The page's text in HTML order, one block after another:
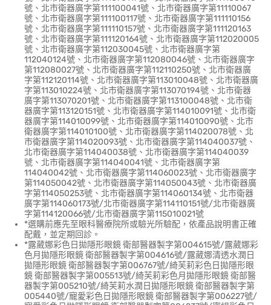
號、北市衛器廣字第111100041號、北市衛器廣字第11110067
號、北市衛器廣字第111100117號、北市衛器廣字第111110156
號、北市衛器廣字第111110157號、北市衛器廣字第111120163
號、北市衛器廣字第111120164號、北市衛器廣字第112020005
號、北市衛器廣字第112030045號、北市衛器廣字第
112040124號、北市衛器廣字第112080046號、北市衛器廣字
第112080027號、北市衛器廣字第112110250號、北市衛器廣
字第112120114號、北市衛器廣字第113010048號、北市衛器廣
字第113010224號、北市衛器廣字第113070194號、北市衛器
廣字第113070201號、北市衛器廣字第113100048號、北市衛
器廣字第113120151號、北市衛器廣字第114010091號、北市衛
器廣字第114010099號、北市衛器廣字第114010090號、北市
衛器廣字第114010100號、北市衛器廣字第114020078號、北
市衛器廣字第114020093號、北市衛器廣字第114040037號、
北市衛器廣字第114040038號、北市衛器廣字第114040039
號、北市衛器廣字第114040041號、北市衛器廣字第
114040042號、北市衛器廣字第114060023號、北市衛器廣字
第114050042號、北市衛器廣字第114050043號、北市衛器廣
字第114050253號、北市衛器廣字第114060134號、北市衛器
廣字第114060173號/北市衛器廣字第114110151號/北市衛器廣
字第114120066號/北市衛器廣字第115010021號
*選購前應先至眼科醫療院所或驗光所驗配，依產品說明書正確
配戴，並定期回診。
*露葳娜彩色日拋隱形眼鏡 衛部醫器製字第004615號/露葳娜彩
色月拋隱形眼鏡 衛部醫器製字第004616號/露葳娜清透水潤日
拋隱形眼鏡 衛部醫器製字第006767號/綺芙莉彩色日拋隱形眼
鏡 衛部醫器製字第005513號/綺芙莉彩色月拋隱形眼鏡 衛部醫
器製字第005210號/綺芙莉水潤日拋隱形眼鏡 衛部醫器製字第
005440號/寵愛彩色日拋隱形眼鏡 衛部醫器製字第006227號/